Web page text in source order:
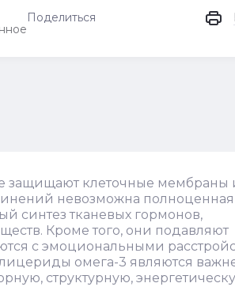
Поделиться
защищают клеточные мембраны
невозможна полноценная
синтез тканевых гормонов,
Кроме того, они подавляют
с эмоциональными
омега-3 являются
структурную,